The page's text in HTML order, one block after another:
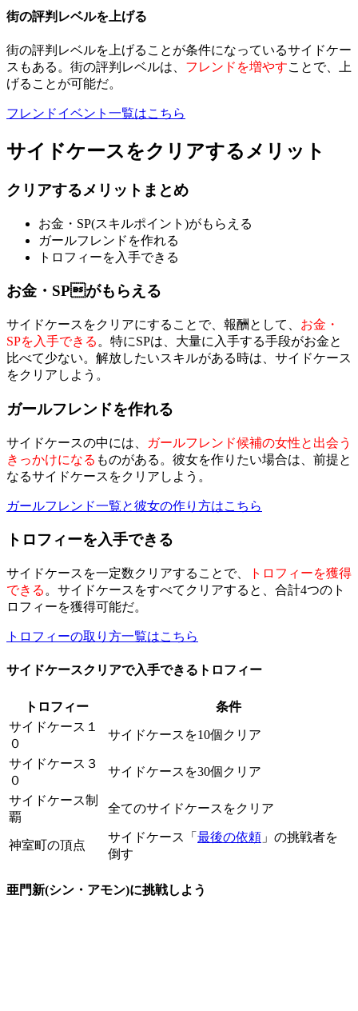
街の評判レベルを上げる
街の評判レベルを上げることが条件になっているサイドケー
スもある。街の評判レベルは、 フレンドを増やすことで、上
げることが可能だ。
フレンドイベント一覧はこちら
サイドケースをクリアするメリット
クリアするメリットまとめ
お金・SP(スキルポイント)がもらえる
ガールフレンドを作れる
トロフィーを入手できる
お金・SPがもらえる
サイドケースをクリアにすることで、報酬として、 お金・
SPを入手できる 。特にSPは、大量に入手する手段がお金と
比べて少ない。解放したいスキルがある時は、サイドケース
をクリアしよう。
ガールフレンドを作れる
サイドケースの中には、
ガールフレンド候補の女性と出会う
きっかけになる ものがある。彼女を作りたい場合は、前提と
なるサイドケースをクリアしよう。
ガールフレンド一覧と彼女の作り方はこちら
トロフィーを入手できる
サイドケースを一定数クリアすることで、
トロフィーを獲得
できる 。サイドケースをすべてクリアすると、合計4つのト
ロフィーを獲得可能だ。
トロフィーの取り方一覧はこちら
サイドケースクリアで入手できるトロフィー
トロフィー
条件
サイドケース１
０
サイドケースを10個クリア
サイドケース３
０
サイドケースを30個クリア
サイドケース制
覇
全てのサイドケースをクリア
神室町の頂点
サイドケース「 最後の依頼 」の挑戦者を
倒す
亜門新(シン・アモン)に挑戦しよう